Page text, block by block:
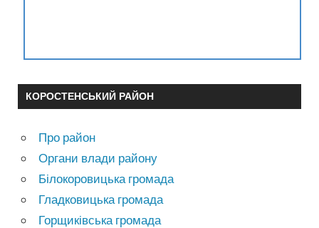
КОРОСТЕНСЬКИЙ РАЙОН
Про район
Органи влади району
Білокоровицька громада
Гладковицька громада
Горщиківська громада